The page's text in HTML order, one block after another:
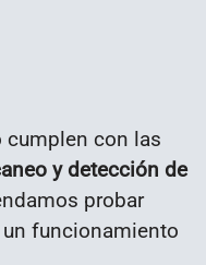
con las
y detección de
probar
funcionamiento